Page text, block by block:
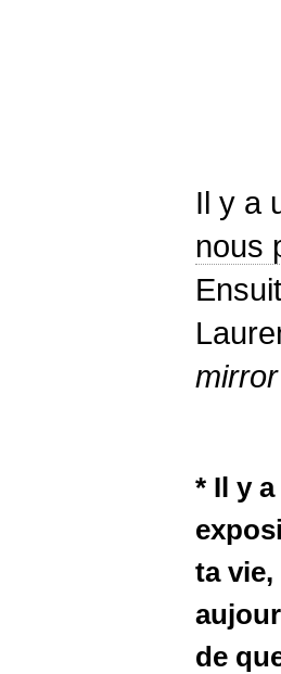
Il y a
nous
mirror
* Il y
ta vie,
de